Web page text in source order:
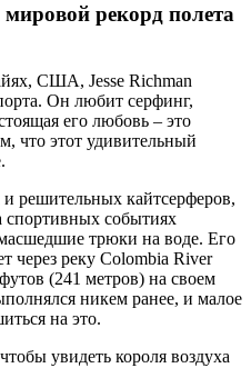
мировой рекорд полета
США, Jesse Richman
Он любит серфинг,
его любовь – это
что этот удивительный
решительных кайтсерферов,
спортивных событиях
трюки на воде. Его
через реку Colombia River
(241 метров) на своем
никем ранее, и малое
на это.
увидеть короля воздуха